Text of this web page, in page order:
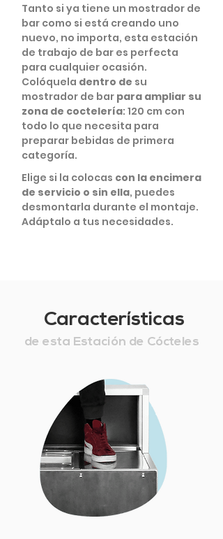
Tanto si ya tiene un mostrador de
bar como si está creando uno
nuevo, no importa, esta estación
de trabajo de bar es perfecta
para cualquier ocasión.
Colóquela dentro de su
mostrador de bar para ampliar su
zona de coctelería: 120 cm con
todo lo que necesita para
preparar bebidas de primera
categoría.
Elige si la colocas con la encimera
de servicio o sin ella, puedes
desmontarla durante el montaje.
Adáptalo a tus necesidades.
Características
de esta Estación de Cócteles